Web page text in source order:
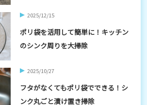
2025/12/15
ポリ袋を活用して簡単に！キッチン
のシンク周りを大掃除
2025/10/27
フタがなくてもポリ袋でできる！シ
ンク丸ごと漬け置き掃除